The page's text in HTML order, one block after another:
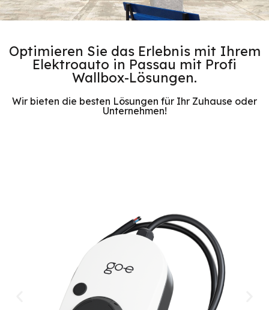
Optimieren Sie das Erlebnis mit Ihrem
Elektroauto in Passau mit Profi
Wallbox-Lösungen.
Wir bieten die besten Lösungen für Ihr Zuhause oder
Unternehmen!